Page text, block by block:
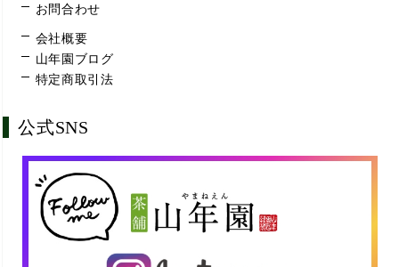
お問合わせ
会社概要
山年園ブログ
特定商取引法
公式SNS